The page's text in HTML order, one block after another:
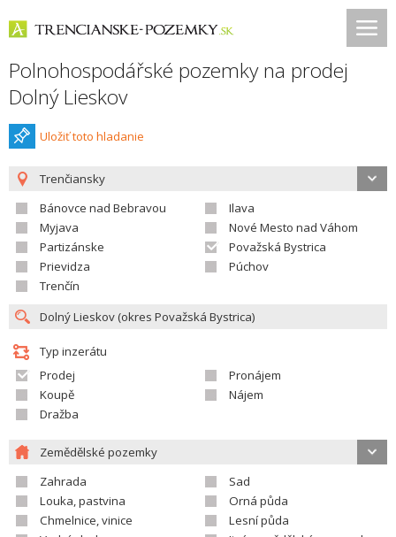
Polnohospodářské pozemky na prodej
Dolný Lieskov
Uložiť toto hladanie
Trenčiansky
Bánovce nad Bebravou
Ilava
Myjava
Nové Mesto nad Váhom
Partizánske
Považská Bystrica
Prievidza
Púchov
Trenčín
Typ inzerátu
Prodej
Pronájem
Koupě
Nájem
Dražba
Zemědělské pozemky
Zahrada
Sad
Louka, pastvina
Orná půda
Chmelnice, vinice
Lesní půda